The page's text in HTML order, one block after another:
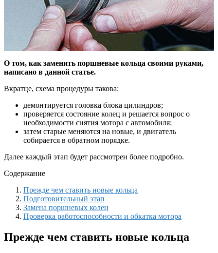
О том, как заменить поршневые кольца своими руками,
написано в данной статье.
Вкратце, схема процедуры такова:
демонтируется головка блока цилиндров;
проверяется состояние колец и решается вопрос о
необходимости снятия мотора с автомобиля;
затем старые меняются на новые, и двигатель
собирается в обратном порядке.
Далее каждый этап будет рассмотрен более подробно.
Содержание
Прежде чем ставить новые кольца
Подготовительный этап
Замена поршневых колец
Проверка работоспособности и обкатка мотора
Прежде чем ставить новые кольца